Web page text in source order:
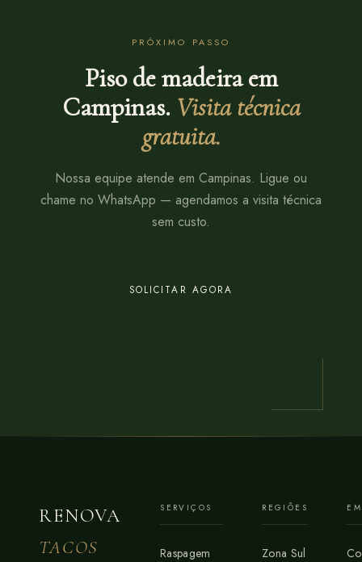
PRÓXIMO PASSO
Piso de madeira em
Campinas. Visita técnica
gratuita.
Nossa equipe atende em Campinas. Ligue ou
chame no WhatsApp — agendamos a visita técnica
sem custo.
SOLICITAR AGORA
RENOVA
TACOS
SERVIÇOS
Raspagem
REGIÕES
Zona Sul